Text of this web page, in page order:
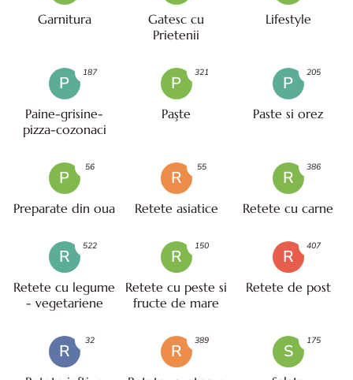
Garnitura
Gatesc cu
Prietenii
Lifestyle
P
Paine-grisine-
pizza-cozonaci
187
P
Paşte
321
P
Paste si orez
205
P
Preparate din oua
56
R
Retete asiatice
55
R
Retete cu carne
386
R
Retete cu legume
- vegetariene
522
R
Retete cu peste si
fructe de mare
150
R
Retete de post
407
R
32
R
389
S
175